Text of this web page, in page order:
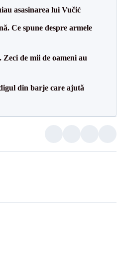
asasinarea lui Vučić
Ce spune despre armele
de mii de oameni au
din barje care ajută